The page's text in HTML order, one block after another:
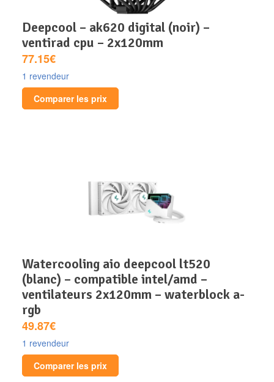
deepcool – ak620 digital (noir) –
ventirad cpu – 2x120mm
77.15€
1 revendeur
Comparer les prix
watercooling aio deepcool lt520
(blanc) – compatible intel/amd –
ventilateurs 2x120mm – waterblock a-
rgb
49.87€
1 revendeur
Comparer les prix